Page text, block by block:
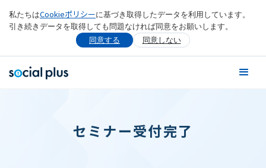
私たちはCookieポリシーに基づき取得したデータを利用しています。
引き続きデータを取得しても問題なければ同意をお願いします。
同意する
同意しない
セミナー受付完了